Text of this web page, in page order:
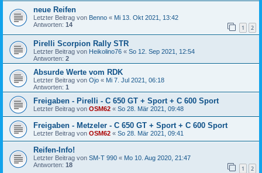
neue Reifen
Letzter Beitrag von Benno « Mi 13. Okt 2021, 13:42
Antworten: 14 1 2
Pirelli Scorpion Rally STR
Letzter Beitrag von Heikolino76 « So 12. Sep 2021, 12:54
Antworten: 2
Absurde Werte vom RDK
Letzter Beitrag von Ojo « Mi 7. Jul 2021, 06:18
Antworten: 1
Freigaben - Pirelli - C 650 GT + Sport + C 600 Sport
Letzter Beitrag von OSM62 « So 28. Mär 2021, 09:48
Freigaben - Metzeler - C 650 GT + Sport + C 600 Sport
Letzter Beitrag von OSM62 « So 28. Mär 2021, 09:41
Reifen-Info!
Letzter Beitrag von SM-T 990 « Mo 10. Aug 2020, 21:47
Antworten: 18 1 2